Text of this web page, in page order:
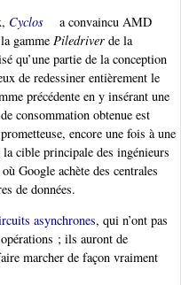
Cyclos
a convaincu AMD
gamme Piledriver de la
qu’une partie de la conception
de redessiner entièrement le
précédente en y insérant une
consommation obtenue est
encore une fois à une
cible principale des ingénieurs
Google achète des centrales
de données.
asynchrones, qui n’ont pas
; ils auront de
marcher de façon vraiment